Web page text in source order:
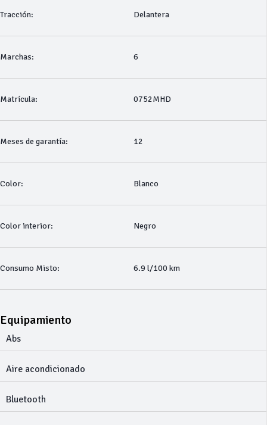
Tracción: Delantera
Marchas: 6
Matrícula: 0752MHD
Meses de garantía: 12
Color: Blanco
Color interior: Negro
Consumo Misto: 6.9 l/100 km
Equipamiento
Abs
Aire acondicionado
Bluetooth